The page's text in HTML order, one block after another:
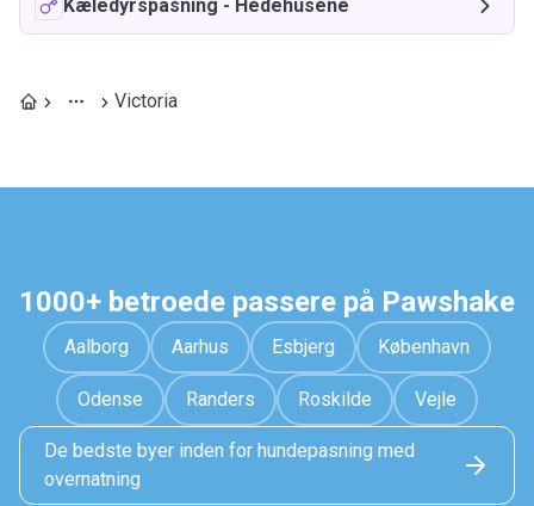
Kæledyrspasning - Hedehusene
Victoria
1000+ betroede passere på Pawshake
Aalborg Aarhus Esbjerg København
Odense Randers Roskilde Vejle
De bedste byer inden for hundepasning med
overnatning